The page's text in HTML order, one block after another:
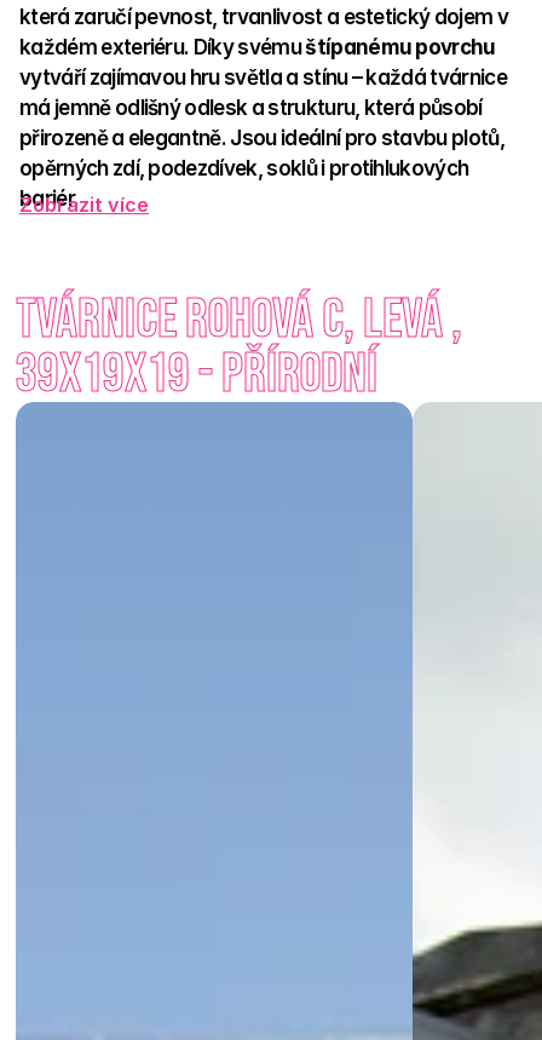
která zaručí pevnost, trvanlivost a estetický dojem v
každém exteriéru. Díky svému
vytváří zajímavou hru světla a stínu – každá tvárnice
má jemně odlišný odlesk a strukturu, která působí
přirozeně a elegantně. Jsou ideální pro stavbu plotů,
opěrných zdí, podezdívek, soklů i protihlukových
bariér.
architekturu. Na výběr jsou nadčasové odstíny jako Přírodní,
Antracit, Karamelová nebo Smetanová.
Ať už hledáte soukromí nebo chcete jen dotvořit prostor
kolem domu – štípané tvárnice vám nabídnou spolehlivé a
Zobrazit více
Tvárnice rohová C, levá ,
39x19x19 - Přírodní